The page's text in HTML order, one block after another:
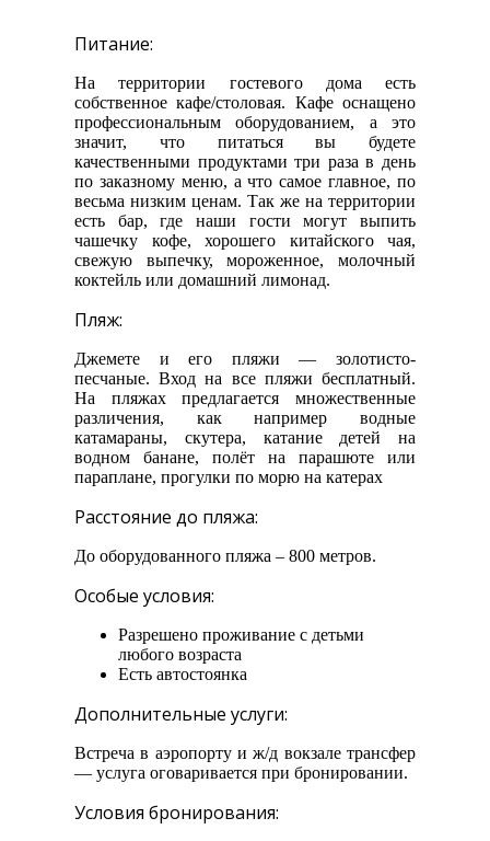
Питание:
На территории гостевого дома есть
собственное кафе/столовая. Кафе оснащено
профессиональным оборудованием, а это
значит, что питаться вы будете
качественными продуктами три раза в день
по заказному меню, а что самое главное, по
весьма низким ценам. Так же на территории
есть бар, где наши гости могут выпить
чашечку кофе, хорошего китайского чая,
свежую выпечку, мороженное, молочный
коктейль или домашний лимонад.
Пляж:
Джемете и его пляжи — золотисто-
песчаные. Вход на все пляжи бесплатный.
На пляжах предлагается множественные
различения, как например водные
катамараны, скутера, катание детей на
водном банане, полёт на парашюте или
параплане, прогулки по морю на катерах
Расстояние до пляжа:
До оборудованного пляжа – 800 метров.
Особые условия:
Разрешено проживание с детьми
любого возраста
Есть автостоянка
Дополнительные услуги:
Встреча в аэропорту и ж/д вокзале трансфер
— услуга оговаривается при бронировании.
Условия бронирования: